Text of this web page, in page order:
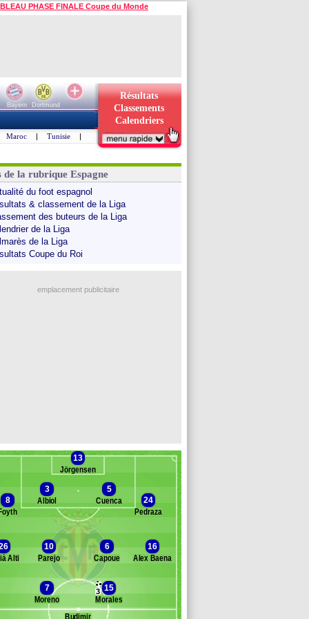
PHASE FINALE Coupe du Monde
Bayern
Dortmund
Résultats
Classements
Calendriers
Maroc | Tunisie |
de la rubrique Espagne
du foot espagnol
& classement de la Liga
des buteurs de la Liga
de la Liga
de la Liga
Coupe du Roi
emplacement publicitaire
Banc des remplaçantsVillarreal
Femenía
Abraham del Moral
Reina
13
Jörgensen
3
Albiol
5
Cuenca
8
Foyth
24
Pedraza
Alti
10
Parejo
6
Capoue
16
Álex Baena
7
Moreno
3 15
Morales
Budimir